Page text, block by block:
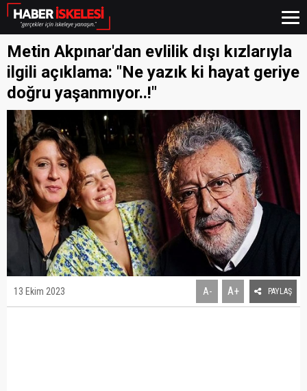
Metin Akpınar'dan evlilik dışı kızlarıyla
ilgili açıklama: "Ne yazık ki hayat geriye
doğru yaşanmıyor..!"
13 Ekim 2023 A- A+ PAYLAŞ